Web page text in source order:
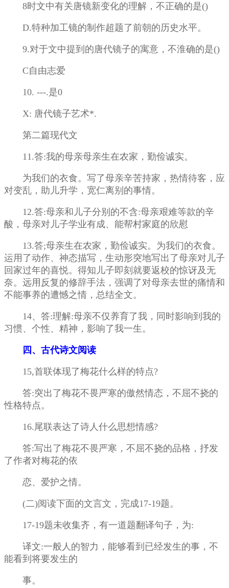
8时文中有关唐镜新变化的理解，不正确的是()
D.特种加工镜的制作超题了前朝的历史水平。
9.对于文中提到的唐代镜子的寓意，不淮确的是()
C自由志爱
10. ---.是0
X: 唐代镜子艺术*.
第二篇现代文
11.答:我的母亲母亲生在农家，勤俭诚实。
为我们的衣食。写了母亲辛苦持家，热情待客，应
对变乱，助儿升学，宽仁离别的事情。
12.答:母亲和儿子分别的不含:母亲艰难等款的辛
酸，母亲对儿子学业有成、能帮村家庭的欣慰
13.答;母亲生在农家，勤俭诚实。为我们的衣食。
运用了动作、神态描写，生动形突地写出了母亲对儿子
回家过年的喜悦。得知儿子即刻就要返校的惊讶及无
奈。远用反复的修辞手法，强调了对母亲去世的痛情和
不能事养的遭憾之情，总结全文。
14、答:理解:母亲不仅养育了我，同时影响到我的
习惯、个性、精神，影响了我一生。
四、古代诗文阅读
15,首联体现了梅花什么样的特点?
答:突出了梅花不畏严寒的傲然情态，不屈不挠的
性格特点。
16.尾联表达了诗人什么思想情感?
答:写出了梅花不畏严寒，不屈不挠的品格，抒发
了作者对梅花的依
恋、爱护之情。
(二)阅读下面的文言文，完成17-19题。
17-19题未收集齐，有一道题翻译句子，为:
译文:一般人的智力，能够看到已经发生的事，不
能看到将要发生的
事。